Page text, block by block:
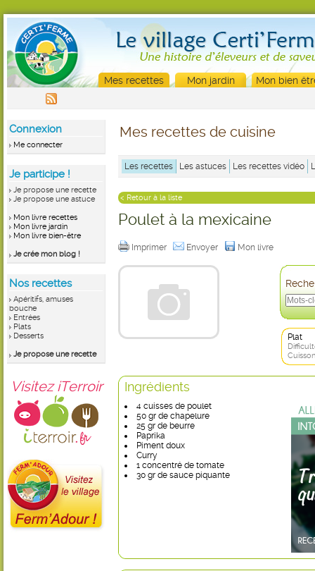
Mes recettes Mon jardin Mon bien
Connexion
Me connecter
Je participe !
Je propose une recette
Je propose une astuce
Mon livre recettes
Mon livre jardin
Mon livre bien-être
Je crée mon blog !
Nos recettes
Apéritifs, amuses
bouche
Entrées
Plats
Desserts
Je propose une recette
Visitez iTerroir
Mes recettes de cuisine
Les recettes Les astuces Les recettes vidéo
< Retour à la liste
Poulet à la mexicaine
Imprimer Envoyer Mon livre
Plat
Ingrédients
4 cuisses de poulet
50 gr de chapelure
25 gr de beurre
Paprika
Piment doux
Curry
1 concentré de tomate
30 gr de sauce piquante